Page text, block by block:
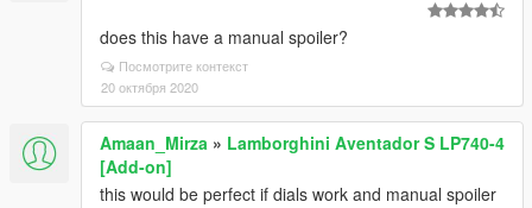
does this have a manual spoiler?
Посмотрите контекст
20 октября 2020
Amaan_Mirza » Lamborghini Aventador S LP740-4
[Add-on]
this would be perfect if dials work and manual spoiler